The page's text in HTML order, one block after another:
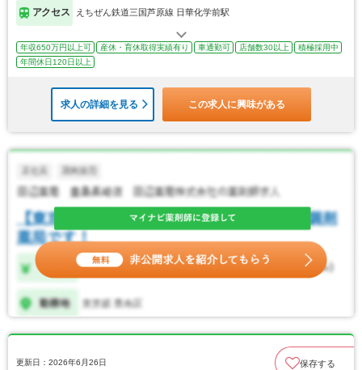
アクセス えちぜん鉄道三国芦原線 日華化学前駅
年収650万円以上可 産休・育休取得実績有り 車通勤可 店舗数30以上
積極採用中
年間休日120日以上
求人の詳細を見る この求人に興味がある
更新日：2026年6月26日 保存する